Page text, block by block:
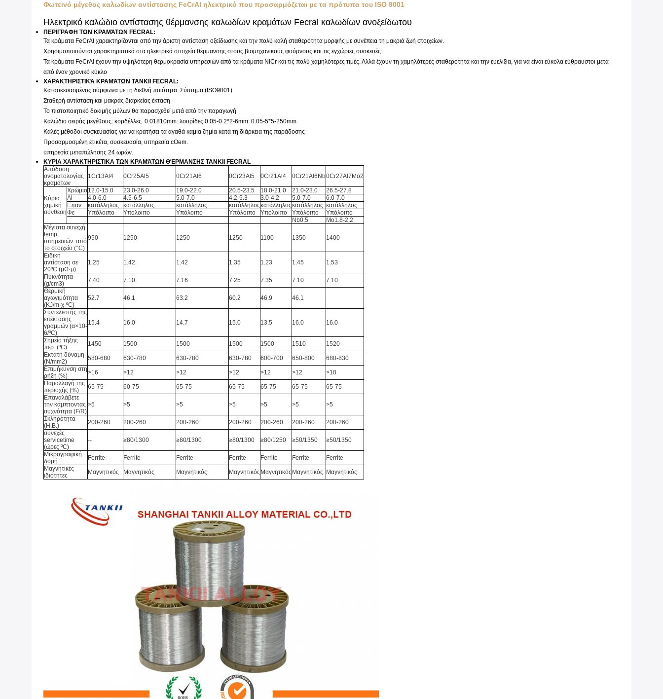
Φωτεινό μέγεθος καλωδίων αντίστασης FeCrAl ηλεκτρικό που προσαρμόζεται με τα πρότυπα του ISO 9001
Ηλεκτρικό καλώδιο αντίστασης θέρμανσης καλωδίων κραμάτων Fecral καλωδίων ανοξείδωτου
ΠΕΡΙΓΡΑΦΗ ΤΩΝ ΚΡΑΜΆΤΩΝ FECRAL:
Τα κράματα FeCrAl χαρακτηρίζονται από την άριστη αντίσταση οξείδωσης και την πολύ καλή σταθερότητα μορφής με συνέπεια τη μακριά ζωή στοιχείων.
Χρησιμοποιούνται χαρακτηριστικά στα ηλεκτρικά στοιχεία θέρμανσης στους βιομηχανικούς φούρνους και τις εγχώριες συσκευές
Τα κράματα FeCrAl έχουν την υψηλότερη θερμοκρασία υπηρεσιών από τα κράματα NiCr και τις πολύ χαμηλότερες τιμές. Αλλά έχουν τη χαμηλότερες σταθερότητα και την ευελιξία, για να είναι εύκολα εύθραυστοι μετά
από έναν χρονικό κύκλο
ΧΑΡΑΚΤΗΡΙΣΤΙΚΆ ΚΡΑΜΆΤΩΝ TANKII FECRAL:
Κατασκευασμένος σύμφωνα με τη διεθνή ποιότητα. Σύστημα (ISO9001)
Σταθερή αντίσταση και μακράς διαρκείας έκταση
Το πιστοποιητικό δοκιμής μύλων θα παρασχεθεί μετά από την παραγωγή
Καλώδιο σειράς μεγέθους: κορδέλλες .0.01810mm: λουρίδες 0.05-0.2*2-6mm: 0.05-5*5-250mm
Καλές μέθοδοι συσκευασίας για να κρατήσει τα αγαθά καμία ζημία κατά τη διάρκεια της παράδοσης
Προσαρμοσμένη ετικέτα, συσκευασία, υπηρεσία cOem.
υπηρεσία μεταπώλησης 24 ωρών.
ΚΥΡΙΑ ΧΑΡΑΚΤΗΡΙΣΤΙΚΑ ΤΩΝ ΚΡΑΜΆΤΩΝ ΘΈΡΜΑΝΣΗΣ TANKII FECRAL
Απόδοση
ονοματολογίας
κραμάτων
1Cr13Al4 0Cr25Al5 0Cr21Al6 0Cr23Al5 0Cr21Al4 0Cr21Al6Nb0Cr27Al7Mo2
Κύρια
χημική
σύνθεση
Χρώμιο12.0-15.0 23.0-26.0 19.0-22.0 20.5-23.5 18.0-21.0 21.0-23.0
26.5-27.8
Al
4.0-6.0 4.5-6.5 5.0-7.0 4.2-5.3 3.0-4.2 5.0-7.0
6.0-7.0
Επαν
κατάλληλος κατάλληλος κατάλληλος κατάλληλοςκατάλληλοςκατάλληλος κατάλληλος
Φε
Υπόλοιπο Υπόλοιπο Υπόλοιπο Υπόλοιπο Υπόλοιπο Υπόλοιπο
Υπόλοιπο
Nb0.5
Mo1.8-2.2
Μέγιστα συνεχή
temp
υπηρεσιών. από
το στοιχείο (°C)
950 1250 1250 1250 1100 1350 1400
Ειδική
αντίσταση σε
20ºC (μΩ·μ)
1.25 1.42 1.42 1.35 1.23 1.45 1.53
Πυκνότητα
(g/cm3)
7.40 7.10 7.16 7.25 7.35 7.10
7.10
Θερμική
αγωγιμότητα
(KJ/m·χ·ºC)
52.7 46.1 63.2 60.2 46.9 46.1
Συντελεστής της
επέκτασης
γραμμών (α×10-
6/ºC)
15.4 16.0 14.7 15.0 13.5 16.0 16.0
Σημείο τήξης
περ. (ºC)
1450 1500 1500 1500 1500 1510
1520
Εκτατή δύναμη
(N/mm2)
580-680 630-780 630-780 630-780 600-700 650-800
680-830
Επιμήκυνση στη
ρήξη (%)
>16 >12 >12 >12 >12 >12 >10
Παραλλαγή της
περιοχής (%)
65-75 60-75 65-75 65-75 65-75 65-75
65-75
Επαναλάβετε
την κάμπτοντας
συχνότητα (F/R)
>5 >5 >5 >5 >5 >5 >5
Σκληρότητα
(H.B.)
200-260 200-260 200-260 200-260 200-260 200-260
200-260
συνεχές
servicetime
(ώρες ºC)
-- ≥80/1300 ≥80/1300 ≥80/1300 ≥80/1250 ≥50/1350 ≥50/1350
Μικρογραφική
δομή
Ferrite Ferrite Ferrite Ferrite Ferrite Ferrite
Ferrite
Μαγνητικές
ιδιότητες
Μαγνητικός Μαγνητικός Μαγνητικός Μαγνητικός Μαγνητικός Μαγνητικός Μαγνητικός